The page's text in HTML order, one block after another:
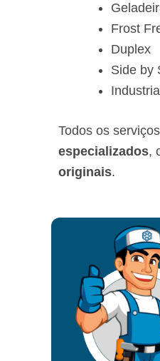
Frost
Duplex
Side by
Todos os
especializados,
originais.